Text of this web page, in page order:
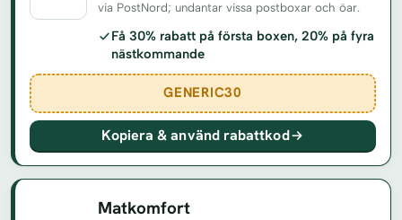
via PostNord; undantar vissa postboxar och öar.
Få 30% rabatt på första boxen, 20% på fyra
nästkommande
GENERIC30
Kopiera & använd rabattkod
Matkomfort